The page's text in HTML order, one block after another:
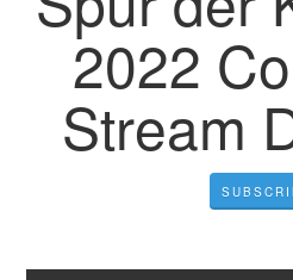
2022
Stream